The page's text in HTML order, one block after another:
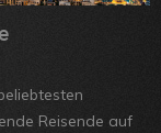
Reisende auf